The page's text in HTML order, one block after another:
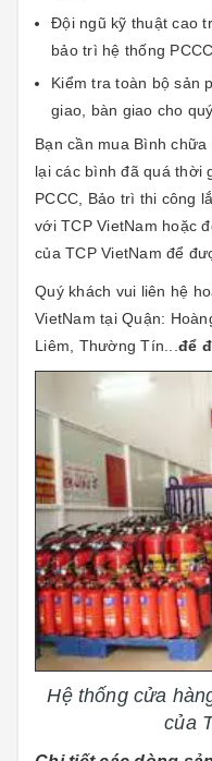
Đội ngũ kỹ thuật cao
bảo trì hệ thống PCCC
Kiểm tra toàn bộ sản
giao, bàn giao cho
Bạn cần mua Bình
lại các bình đã quá thời
PCCC, Bảo trì thi công
với TCP VietNam hoặc
của TCP VietNam để
Quý khách vui liên hệ
VietNam tại Quận:
Liêm, Thường Tín... để
Hệ thống cửa
của